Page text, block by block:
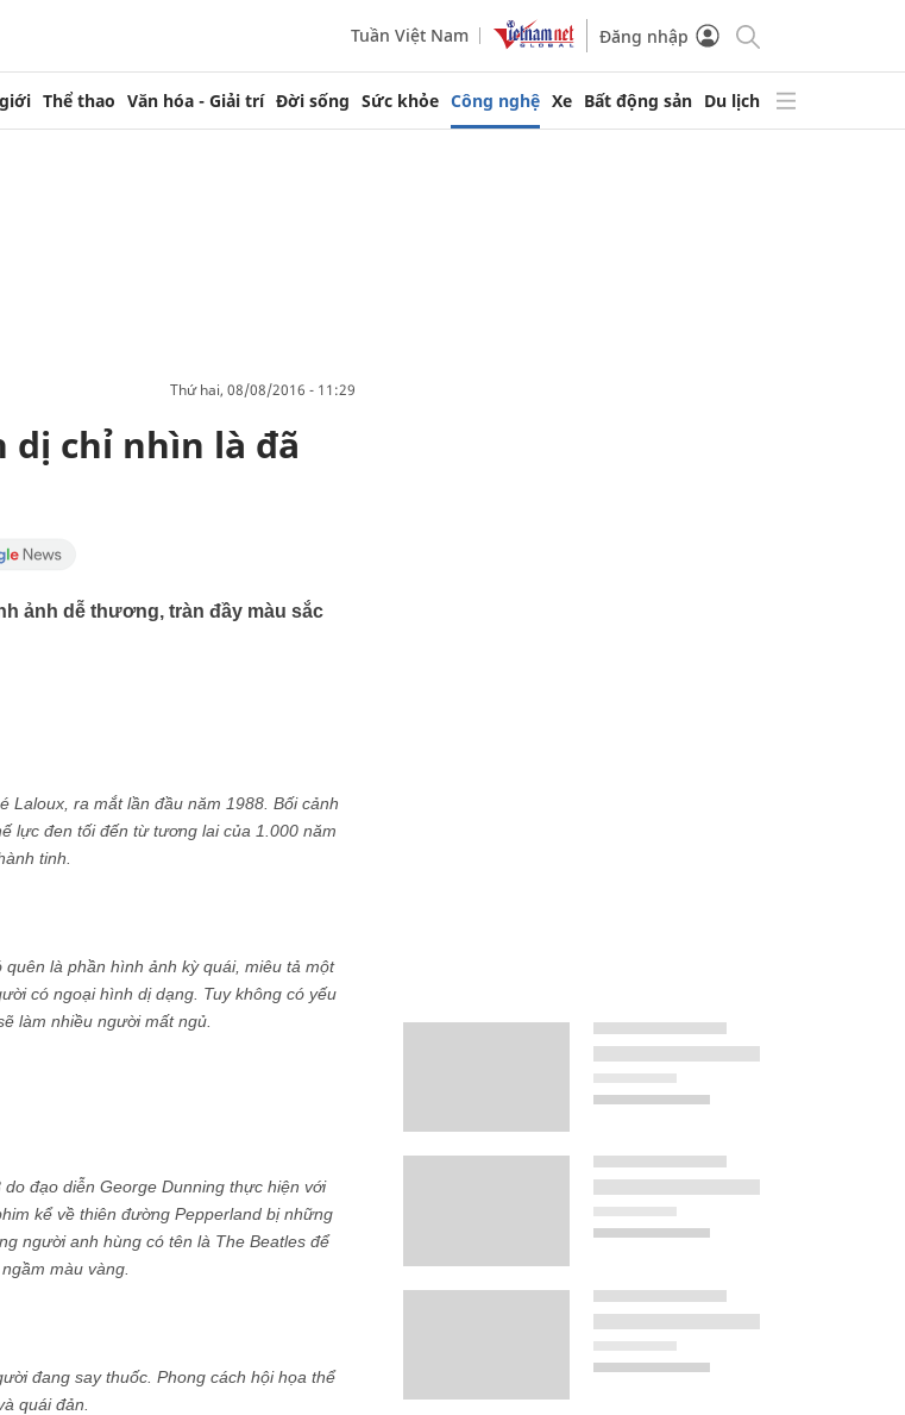
Tuần Việt Nam Đăng nhập
Thể thao Văn hóa - Giải trí Đời sống Sức khỏe Công nghệ Xe Bất động sản Du lịch
thứ hai, 08/08/2016 - 11:29
chỉ nhìn là đã
ảnh dễ thương, tràn đầy màu sắc
Laloux, ra mắt lần đầu năm 1988. Bối cảnh
lực đen tối đến từ tương lai của 1.000 năm
tinh.
là phần hình ảnh kỳ quái, miêu tả một
có ngoại hình dị dạng. Tuy không có yếu
làm nhiều người mất ngủ.
đạo diễn George Dunning thực hiện với
kể về thiên đường Pepperland bị những
người anh hùng có tên là The Beatles để
màu vàng.
đang say thuốc. Phong cách hội họa thể
quái đản.